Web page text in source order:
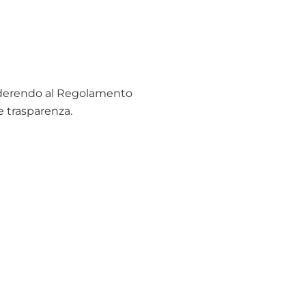
al Regolamento
trasparenza.